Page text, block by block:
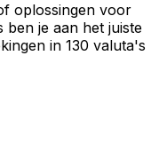
oplossingen voor
ben je aan het juiste
in 130 valuta's